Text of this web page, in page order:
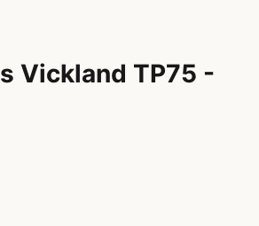
Vickland TP75 -